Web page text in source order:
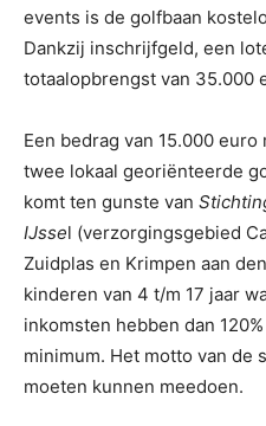
events is de golfbaan
Dankzij inschrijfgeld, een
totaalopbrengst van 35.000
Een bedrag van 15.000
twee lokaal georiënteerde
komt ten gunste van
IJssel (verzorgingsgebied
Zuidplas en Krimpen aan
kinderen van 4 t/m 17 jaar
inkomsten hebben dan
minimum. Het motto van de
moeten kunnen meedoen.